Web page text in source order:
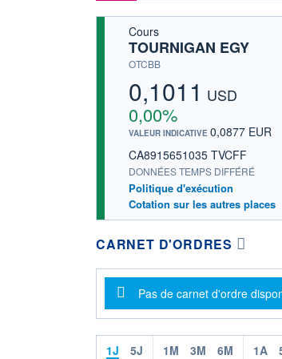
Cours
TOURNIGAN EGY
OTCBB
0,1011 USD
0,00%
VALEUR INDICATIVE 0,0877 EUR
CA8915651035 TVCFF
DONNÉES TEMPS DIFFÉRÉ
Politique d'exécution
Cotation sur les autres places
CARNET D'ORDRES
Message d'information
Pas de carnet d'ordre
1J 5J 1M 3M 6M 1A